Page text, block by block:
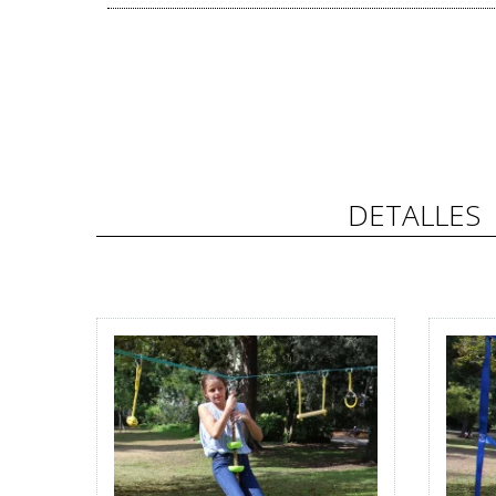
DETALLES